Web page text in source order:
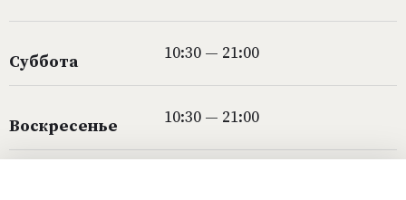
Суббота 10:30 — 21:00
Воскресенье 10:30 — 21:00